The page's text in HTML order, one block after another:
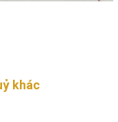
khác